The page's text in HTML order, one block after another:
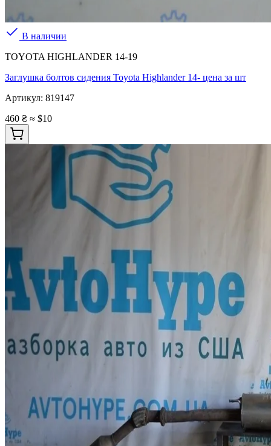
В наличии
TOYOTA HIGHLANDER 14-19
Заглушка болтов сидения Toyota Highlander 14- цена за шт
Артикул: 819147
460 ₴ ≈ $10